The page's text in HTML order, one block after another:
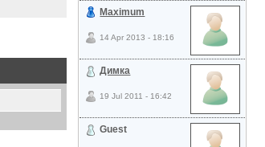
Maximum
14 Apr 2013 - 18:16
Димка
19 Jul 2011 - 16:42
Guest